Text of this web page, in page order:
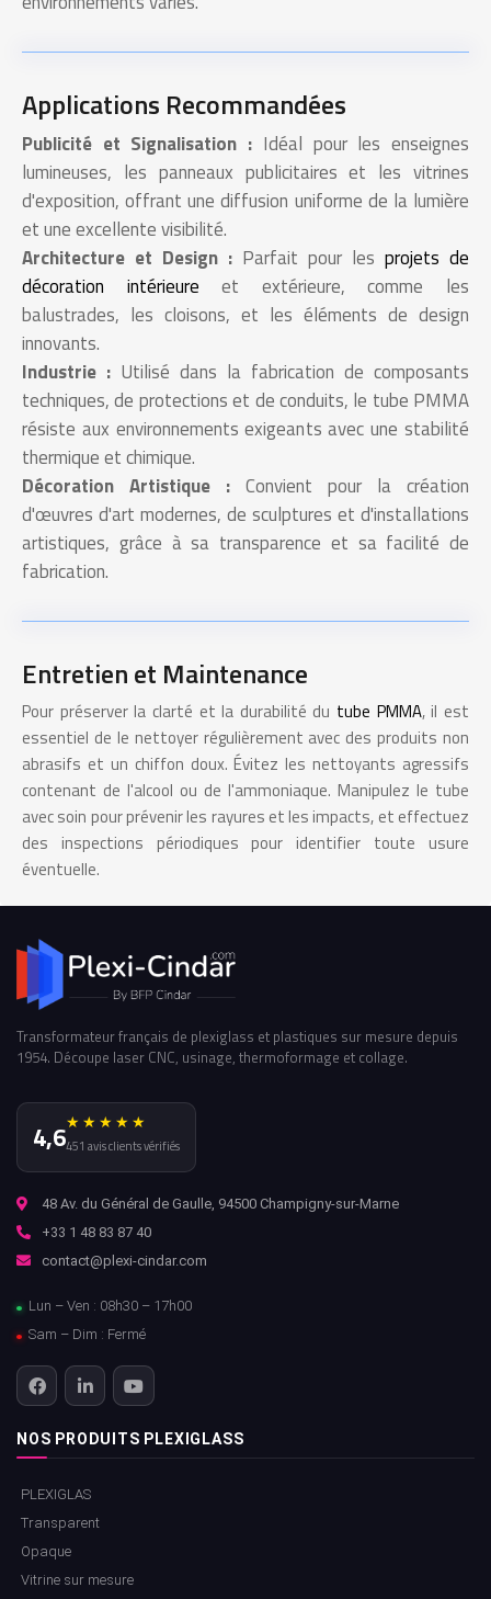
Applications Recommandées
Publicité et Signalisation : Idéal pour les enseignes
lumineuses, les panneaux publicitaires et les vitrines
d'exposition, offrant une diffusion uniforme de la lumière
et une excellente visibilité.
Architecture et Design : Parfait pour les projets de
décoration intérieureet extérieure, comme les
balustrades, les cloisons, et les éléments de design
innovants.
Industrie : Utilisé dans la fabrication de composants
techniques, de protections et de conduits, le tube PMMA
résiste aux environnements exigeants avec une stabilité
thermique et chimique.
Décoration Artistique : Convient pour la création
d'œuvres d'art modernes, de sculptures et d'installations
artistiques, grâce à sa transparence et sa facilité de
fabrication.
Entretien et Maintenance
Pour préserver la clarté et la durabilité du tube PMMA, il est
essentiel de le nettoyer régulièrement avec des produits non
abrasifs et un chiffon doux. Évitez les nettoyants agressifs
contenant de l'alcool ou de l'ammoniaque. Manipulez le tube
avec soin pour prévenir les rayures et les impacts, et effectuez
des inspections périodiques pour identifier toute usure
éventuelle.
Transformateur français de plexiglass et plastiques sur mesure depuis
1954. Découpe laser CNC, usinage, thermoformage et collage.
4,6★★★★★
451 avis clients vérifiés
48 Av. du Général de Gaulle, 94500 Champigny-sur-Marne
+33 1 48 83 87 40
contact@plexi-cindar.com
Lun – Ven : 08h30 – 17h00
Sam – Dim : Fermé
NOS PRODUITS PLEXIGLASS
PLEXIGLAS
Transparent
Opaque
Vitrine sur mesure